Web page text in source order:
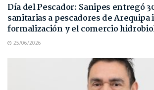
Día del Pescador: Sanipes entregó
sanitarias a pescadores de
formalización y el comercio
25/06/2026